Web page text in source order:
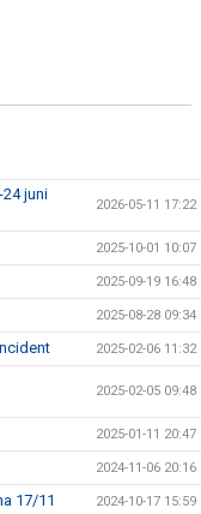
juni
2026-05-11 17:22
2025-10-01 10:07
2025-09-19 16:48
2025-08-28 09:34
2025-02-06 11:32
2025-02-05 09:48
2025-01-11 20:47
2024-11-06 20:16
17/11 2024-10-17 15:59